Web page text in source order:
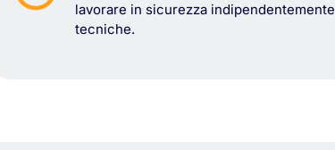
lavorare in sicurezza indipendentemente
tecniche.